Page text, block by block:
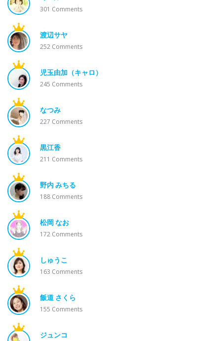
301 Comments
渡辺サヤ
252 Comments
児玉由加（キャロ）
245 Comments
なつみ
227 Comments
黒江香
211 Comments
野内 みちる
188 Comments
松岡 なお
172 Comments
しゅうこ
163 Comments
飯道 さくら
155 Comments
ジュンコ